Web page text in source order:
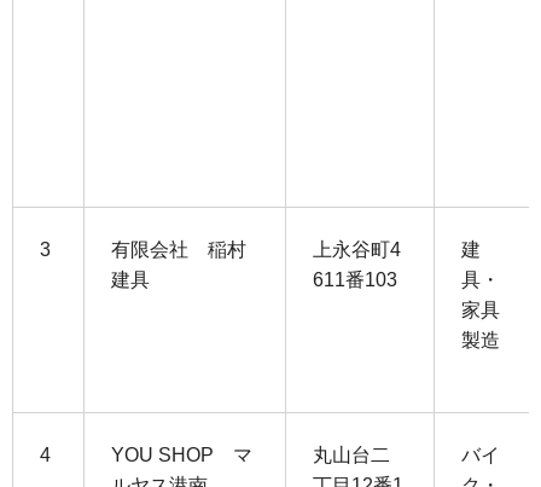
3
有限会社 稲村
建具
上永谷町4
611番103
建
具・
家具
製造
4
YOU SHOP マ
丸山台二
バイ